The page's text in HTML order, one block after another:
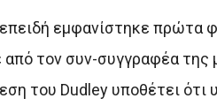
εμφανίστηκε πρώτα
από τον συν-συγγραφέα της
του Dudley υποθέτει ότι